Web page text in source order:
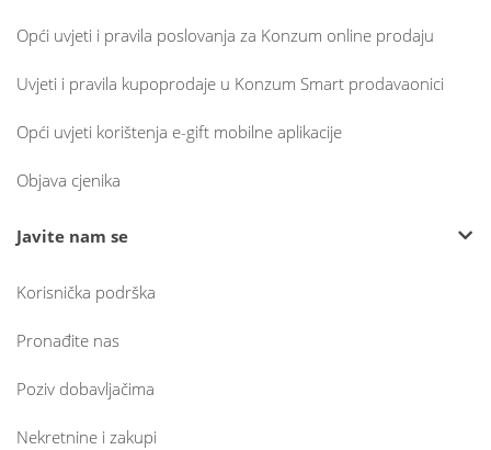
Opći uvjeti i pravila poslovanja za Konzum online prodaju
Uvjeti i pravila kupoprodaje u Konzum Smart prodavaonici
Opći uvjeti korištenja e-gift mobilne aplikacije
Objava cjenika
Javite nam se
Korisnička podrška
Pronađite nas
Poziv dobavljačima
Nekretnine i zakupi